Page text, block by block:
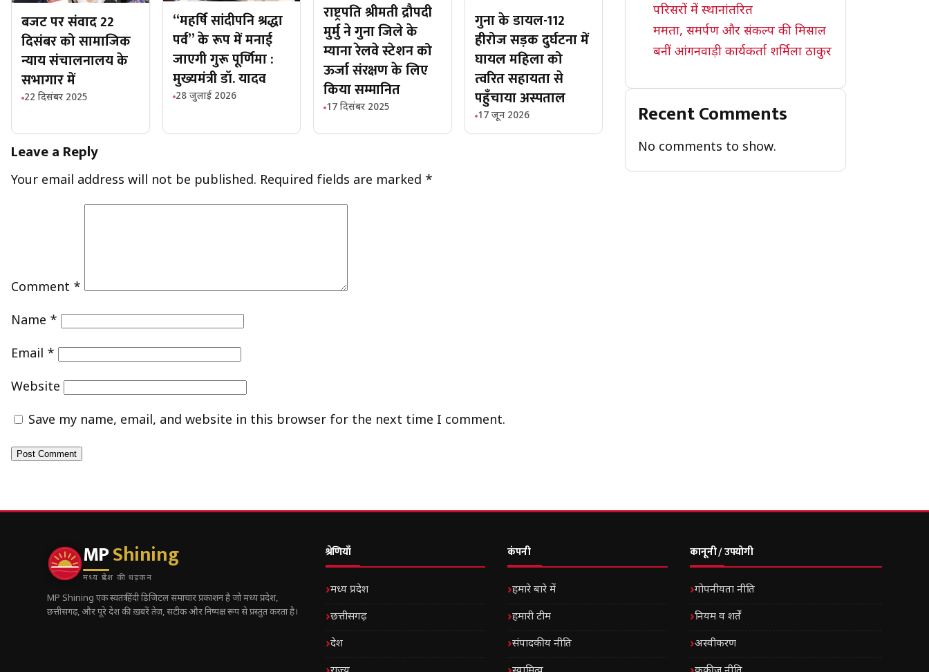
बजट पर संवाद 22
दिसंबर को सामाजिक
न्याय संचालनालय के
सभागार में
22 दिसंबर 2025
“महर्षि सांदीपनि श्रद्धा
पर्व” के रूप में मनाई
जाएगी गुरू पूर्णिमा :
मुख्यमंत्री डॉ. यादव
28 जुलाई 2026
राष्ट्रपति श्रीमती द्रौपदी
मुर्मु ने गुना जिले के
म्याना रेलवे स्टेशन को
ऊर्जा संरक्षण के लिए
किया सम्मानित
17 दिसंबर 2025
गुना के डायल-112
हीरोज सड़क दुर्घटना में
घायल महिला को
त्वरित सहायता से
पहुँचाया अस्पताल
17 जून 2026
Leave a Reply
Your email address will not be published. Required fields are marked *
Comment *
Name *
Email *
Website
Save my name, email, and website in this browser for the next time I comment.
परिसरों में स्थानांतरित
ममता, समर्पण और संकल्प की मिसाल
बनीं आंगनवाड़ी कार्यकर्ता शर्मिला ठाकुर
Recent Comments
No comments to show.
MPShining
मध्य प्रदेश की धड़कन
MP Shining एक स्वतंत्र हिंदी डिजिटल समाचार प्रकाशन है जो मध्य प्रदेश,
छत्तीसगढ़, और पूरे देश की ख़बरें तेज़, सटीक और निष्पक्ष रूप से प्रस्तुत करता है।
श्रेणियाँ
मध्य प्रदेश
छत्तीसगढ़
देश
कंपनी
हमारे बारे में
हमारी टीम
संपादकीय नीति
कानूनी / उपयोगी
गोपनीयता नीति
नियम व शर्तें
अस्वीकरण